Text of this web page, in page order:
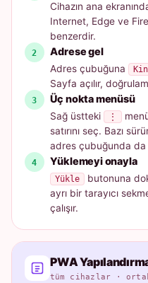
Cihazın ana
Internet, Edge ve
benzerdir.
Adrese gel
Adres çubuğuna
Sayfa açılır,
Üç nokta menüsü
Sağ üstteki ⋮
satırını seç. Bazı
adres çubuğunda da
Yüklemeyi onayla
Yükle
butonuna
ayrı bir tarayıcı
çalışır.
PWA
tüm cihazlar ·